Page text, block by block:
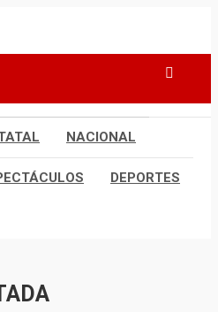
NACIONAL
DEPORTES